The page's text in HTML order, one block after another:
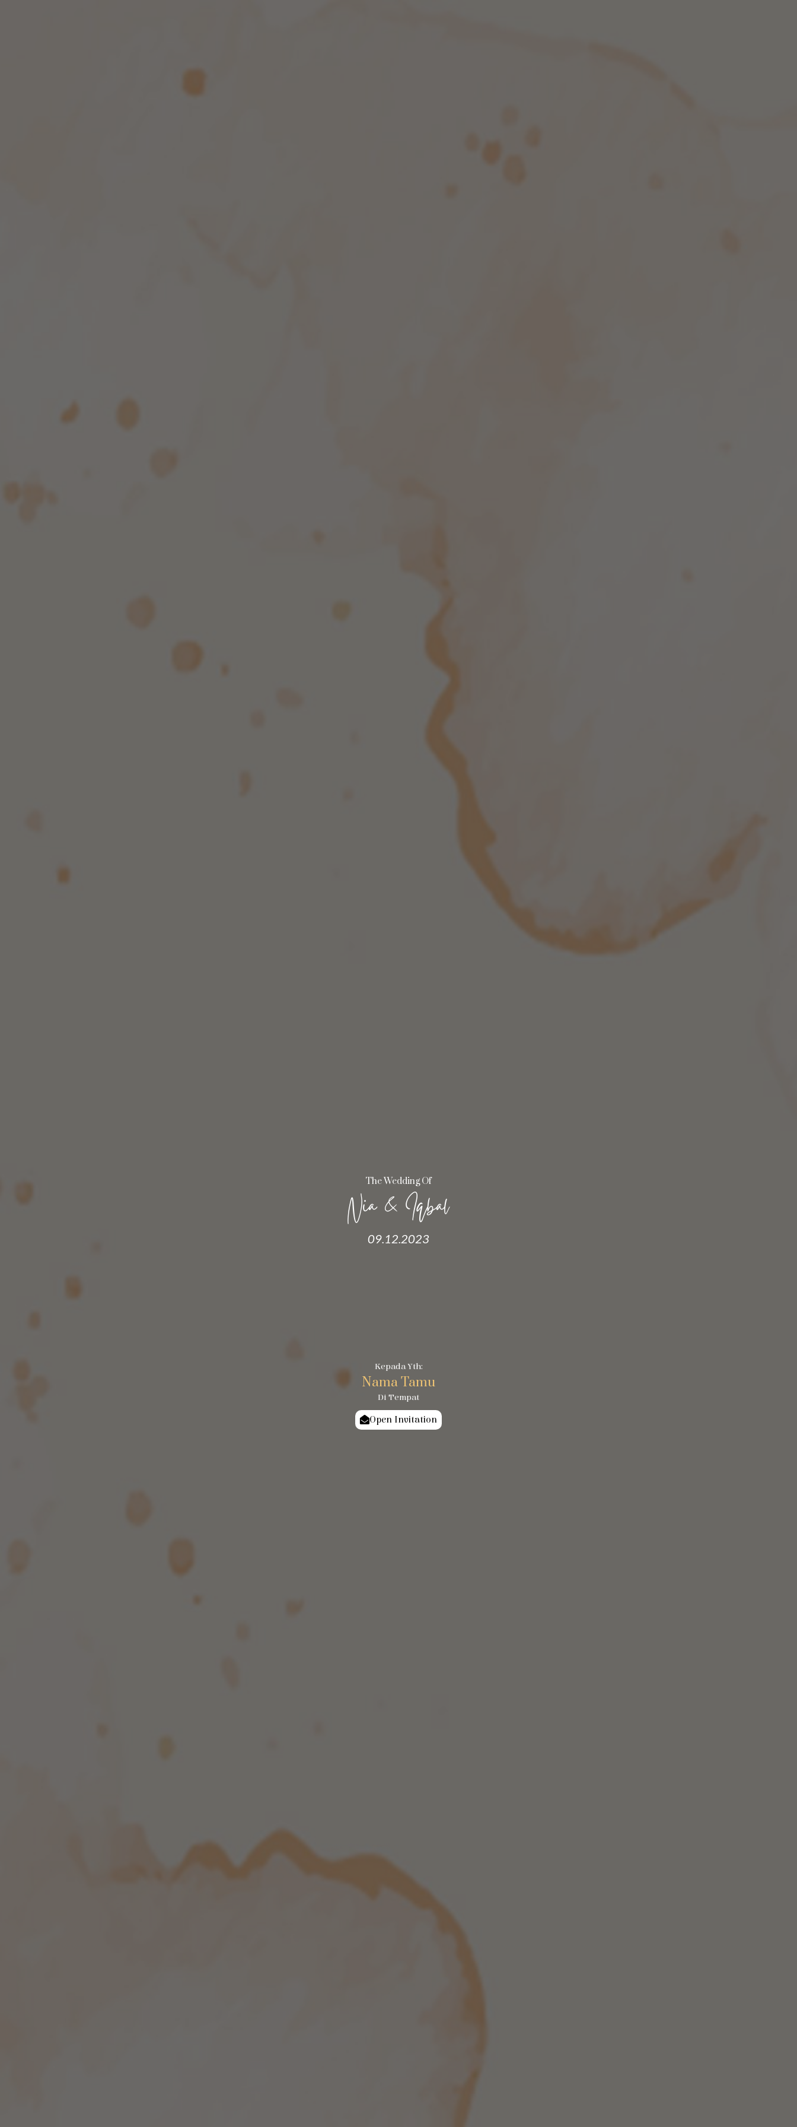
The Wedding Of
Nia & Iqbal
09.12.2023
Kepada Yth:
Nama Tamu
Di Tempat
Open Invitation